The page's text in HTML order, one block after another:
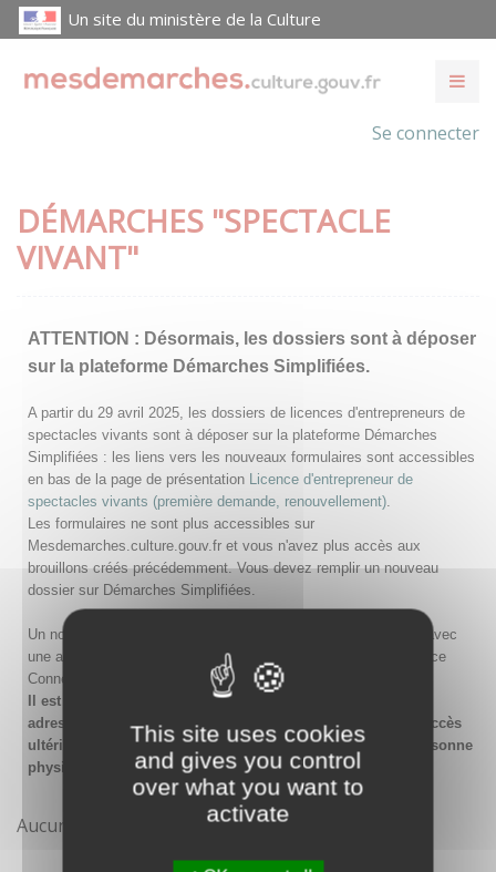
This site uses cookies
and gives you control
over what you want to
activate
Un site du ministère de la Culture
Se connecter
DÉMARCHES "SPECTACLE
VIVANT"
ATTENTION : Désormais, les dossiers sont à déposer
sur la plateforme Démarches Simplifiées.
A partir du 29 avril 2025, les dossiers de licences d'entrepreneurs de
spectacles vivants sont à déposer sur la plateforme Démarches
Simplifiées : les liens vers les nouveaux formulaires sont accessibles
en bas de la page de présentation Licence d'entrepreneur de
spectacles vivants (première demande, renouvellement).
Les formulaires ne sont plus accessibles sur
Mesdemarches.culture.gouv.fr et vous n'avez plus accès aux
brouillons créés précédemment. Vous devez remplir un nouveau
dossier sur Démarches Simplifiées.
Un nouveau compte doit être créé sur Démarches Simplifiées avec
une adresse email et un mot de passe, ou en passant par France
Connect.
Il est conseillé lors de la création du compte de saisir une
adresse email générique de l'organisme afin de garantir l'accès
ultérieur au compte même en cas de changement de la personne
physique gestionnaire.
Aucune démarche pour le moment